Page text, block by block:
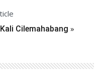
Cilemahabang »